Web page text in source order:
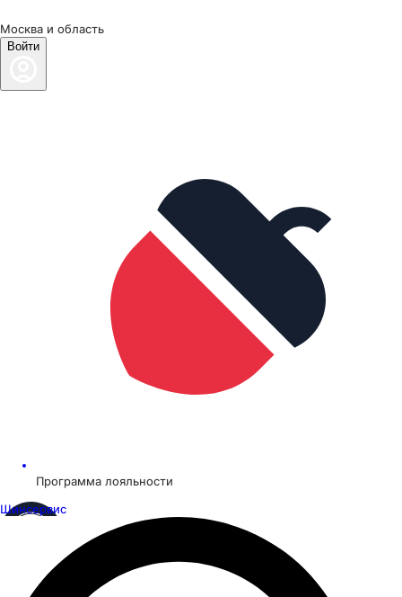
Москва и область
Войти
Программа лояльности
Шинсервис